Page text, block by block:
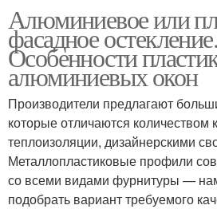
Алюминиевое или
фасадное остекление.
Особенности
алюминиевых окон
Производители предлагают
которые отличаются количеством
теплоизоляции, дизайнерскими
Металлопластиковые профили
со всеми видами фурнитуры —
подобрать вариант требуемого